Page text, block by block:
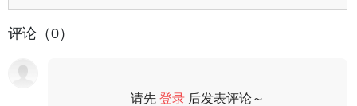
评论（0）
请先登录 后发表评论～